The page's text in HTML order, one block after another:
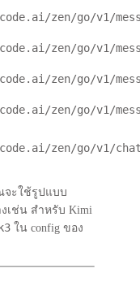
zen/go/v1/
zen/go/v1/
zen/go/v1/
zen/go/v1/
zen/go/v1/
จะใช้รูปแบบ
เช่น สำหรับ Kimi
ใน config ของ